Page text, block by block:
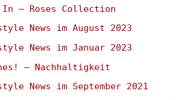
In – Roses Collection
News im August 2023
News im Januar 2023
– Nachhaltigkeit
News im September 2021